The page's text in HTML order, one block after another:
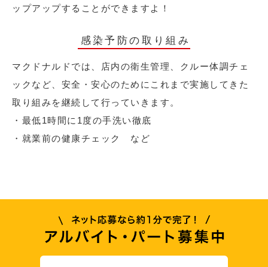
ップアップすることができますよ！
感染予防の取り組み
マクドナルドでは、店内の衛生管理、クルー体調チェ
ックなど、安全・安心のためにこれまで実施してきた
取り組みを継続して行っていきます。
・最低1時間に1度の手洗い徹底
・就業前の健康チェック など